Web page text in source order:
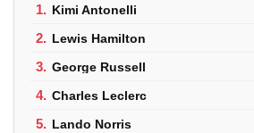
1. Kimi Antonelli
2. Lewis Hamilton
3. George Russell
4. Charles Leclerc
5. Lando Norris